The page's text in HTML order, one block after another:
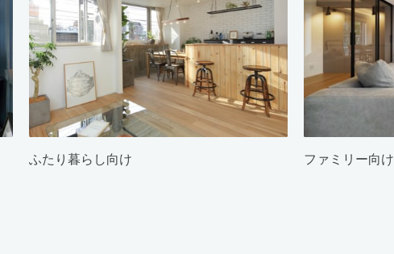
ふたり暮らし向け ファミリー向け